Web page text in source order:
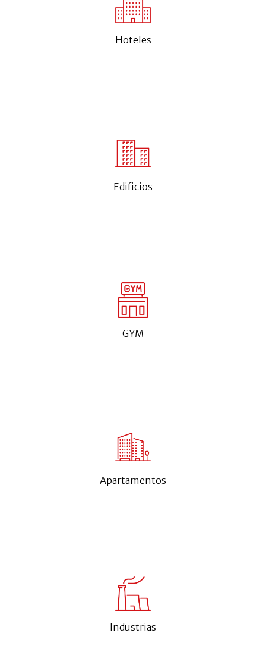
Hoteles
Edificios
GYM
Apartamentos
Industrias